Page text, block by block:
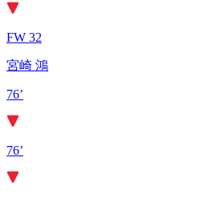
FW 32
宮崎 鴻
76’
76’